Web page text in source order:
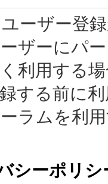
ーザー登
ザーにパ
利用する
する前に
ラムを利
シーポリシ